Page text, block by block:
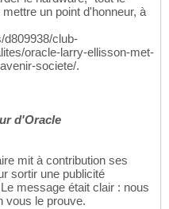
un point d'honneur, à
d809938/club-
oracle-larry-ellisson-met-
societe/.
d'Oracle
mit à contribution ses
sortir une publicité
message était clair : nous
vous le prouve.